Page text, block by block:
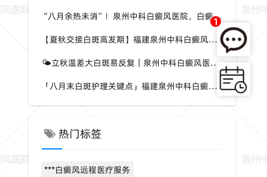
“八月余热未消”！泉州中科白癜风医院，白癜风患者夏秋交替，这几件事要记牢
【夏秋交接白斑高发期】福建泉州中科白癜风医院，聊聊入秋后白癜风该如何科学照料
🌤立秋温差大白斑易反复｜泉州中科白癜风医院提示，换季时期白斑养护千万别松懈
「八月末白斑护理关键点」福建泉州中科白癜风医院，立秋换季，谨防白癜风趁虚加重
热门标签
***白癜风远程医疗服务
1